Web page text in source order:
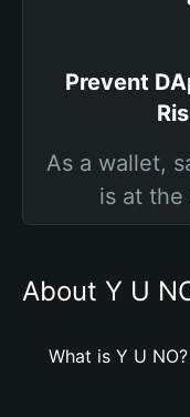
Prevent
As a wallet,
is at the
About Y U
What is Y U